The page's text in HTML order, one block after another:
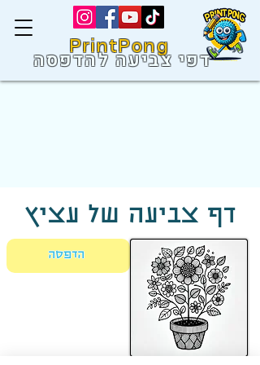
PrintPong
דפי צביעה להדפסה
דף צביעה של עציץ
הדפסה